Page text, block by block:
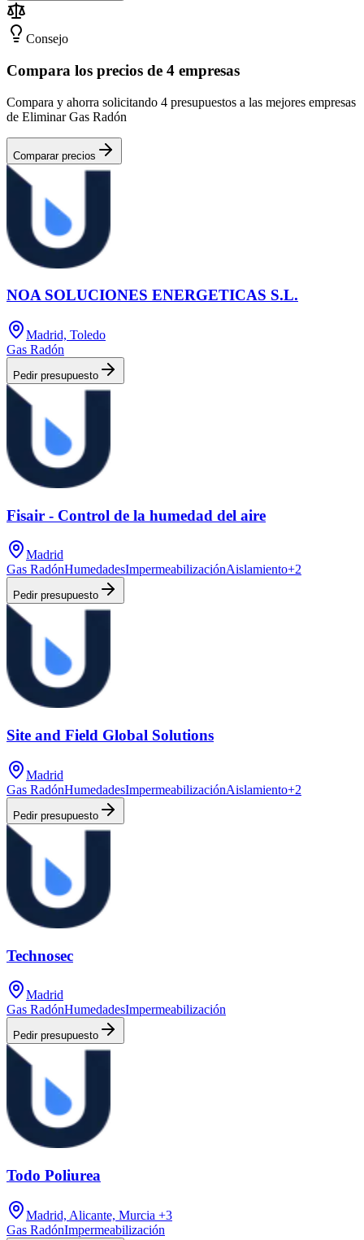
Consejo
Compara los precios de 4 empresas
Compara y ahorra solicitando 4 presupuestos a las mejores empresas
de Eliminar Gas Radón
Comparar precios
NOA SOLUCIONES ENERGETICAS S.L.
Madrid, Toledo
Gas Radón
Pedir presupuesto
Fisair - Control de la humedad del aire
Madrid
Gas RadónHumedadesImpermeabilizaciónAislamiento+2
Pedir presupuesto
Site and Field Global Solutions
Madrid
Gas RadónHumedadesImpermeabilizaciónAislamiento+2
Pedir presupuesto
Technosec
Madrid
Gas RadónHumedadesImpermeabilización
Pedir presupuesto
Todo Poliurea
Madrid, Alicante, Murcia +3
Gas RadónImpermeabilización